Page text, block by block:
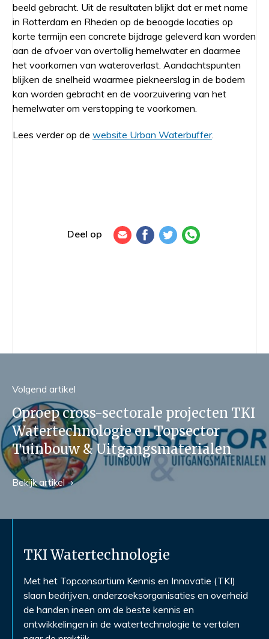
beeld gebracht. Uit de resultaten blijkt dat er met name
in Rotterdam en Rheden op de beoogde locaties op
korte termijn een concrete bijdrage geleverd kan worden
aan de afvoer van overtollig hemelwater en daarmee
het voorkomen van wateroverlast. Aandachtspunten
blijken de snelheid waarmee piekneerslag in de bodem
kan worden gebracht en de voorzuivering van het
hemelwater om verstopping te voorkomen.
Lees verder op de website Urban Waterbuffer.
Deel op
Volgend artikel
Oproep cross-sectorale projecten TKI
Watertechnologie en Topsector
Tuinbouw & Uitgangsmaterialen
Bekijkartikel
TKI Watertechnologie
Met het Topconsortium Kennis en Innovatie (TKI)
slaan bedrijven, onderzoeksorganisaties en overheid
de handen ineen om de beste kennis en
ontwikkelingen in de watertechnologie te vertalen